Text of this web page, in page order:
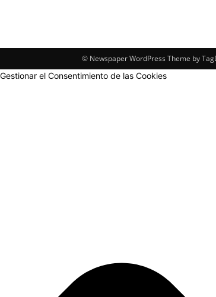
© Newspaper WordPress Theme by
Gestionar el Consentimiento de las Cookies